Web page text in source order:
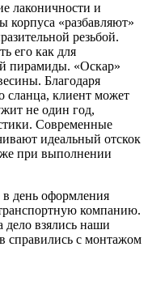
лаконичности и
корпуса «разбавляют»
резьбой.
его как для
пирамиды. «Оскар»
Благодаря
сланца, клиент может
не один год,
Современные
идеальный отскок
при выполнении
день оформления
компанию.
дело взялись наши
справились с монтажом